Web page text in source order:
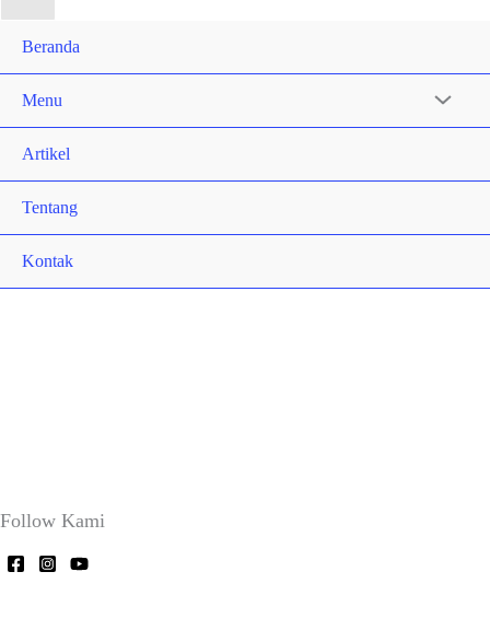
Beranda
Menu
Artikel
Tentang
Kontak
Follow Kami